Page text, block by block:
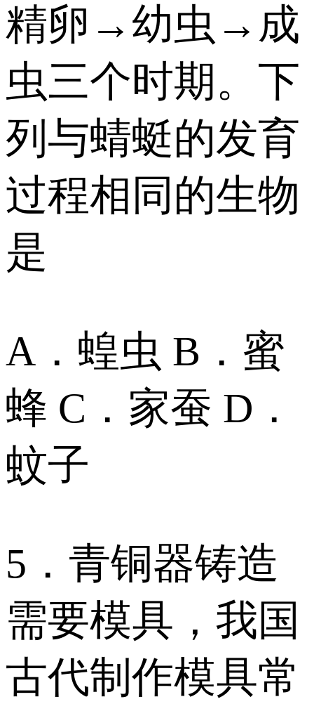
精卵→幼虫→成
虫三个时期。下
列与蜻蜓的发育
过程相同的生物
是
A．蝗虫 B．蜜
蜂 C．家蚕 D．
蚊子
5．青铜器铸造
需要模具，我国
古代制作模具常